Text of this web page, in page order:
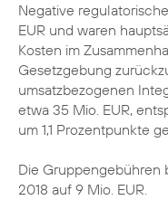
Negative
EUR und waren
Kosten im
Gesetzgebung
umsatzbezogenen
etwa 35 Mio. EUR,
um 1,1 Prozentpunkte
Die Gruppengebühren
2018 auf 9 Mio. EUR.